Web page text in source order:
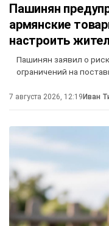
Пашинян
армянские
настроить
Пашинян заявил о
ограничений на
7 августа 2026, 12:19 Иван